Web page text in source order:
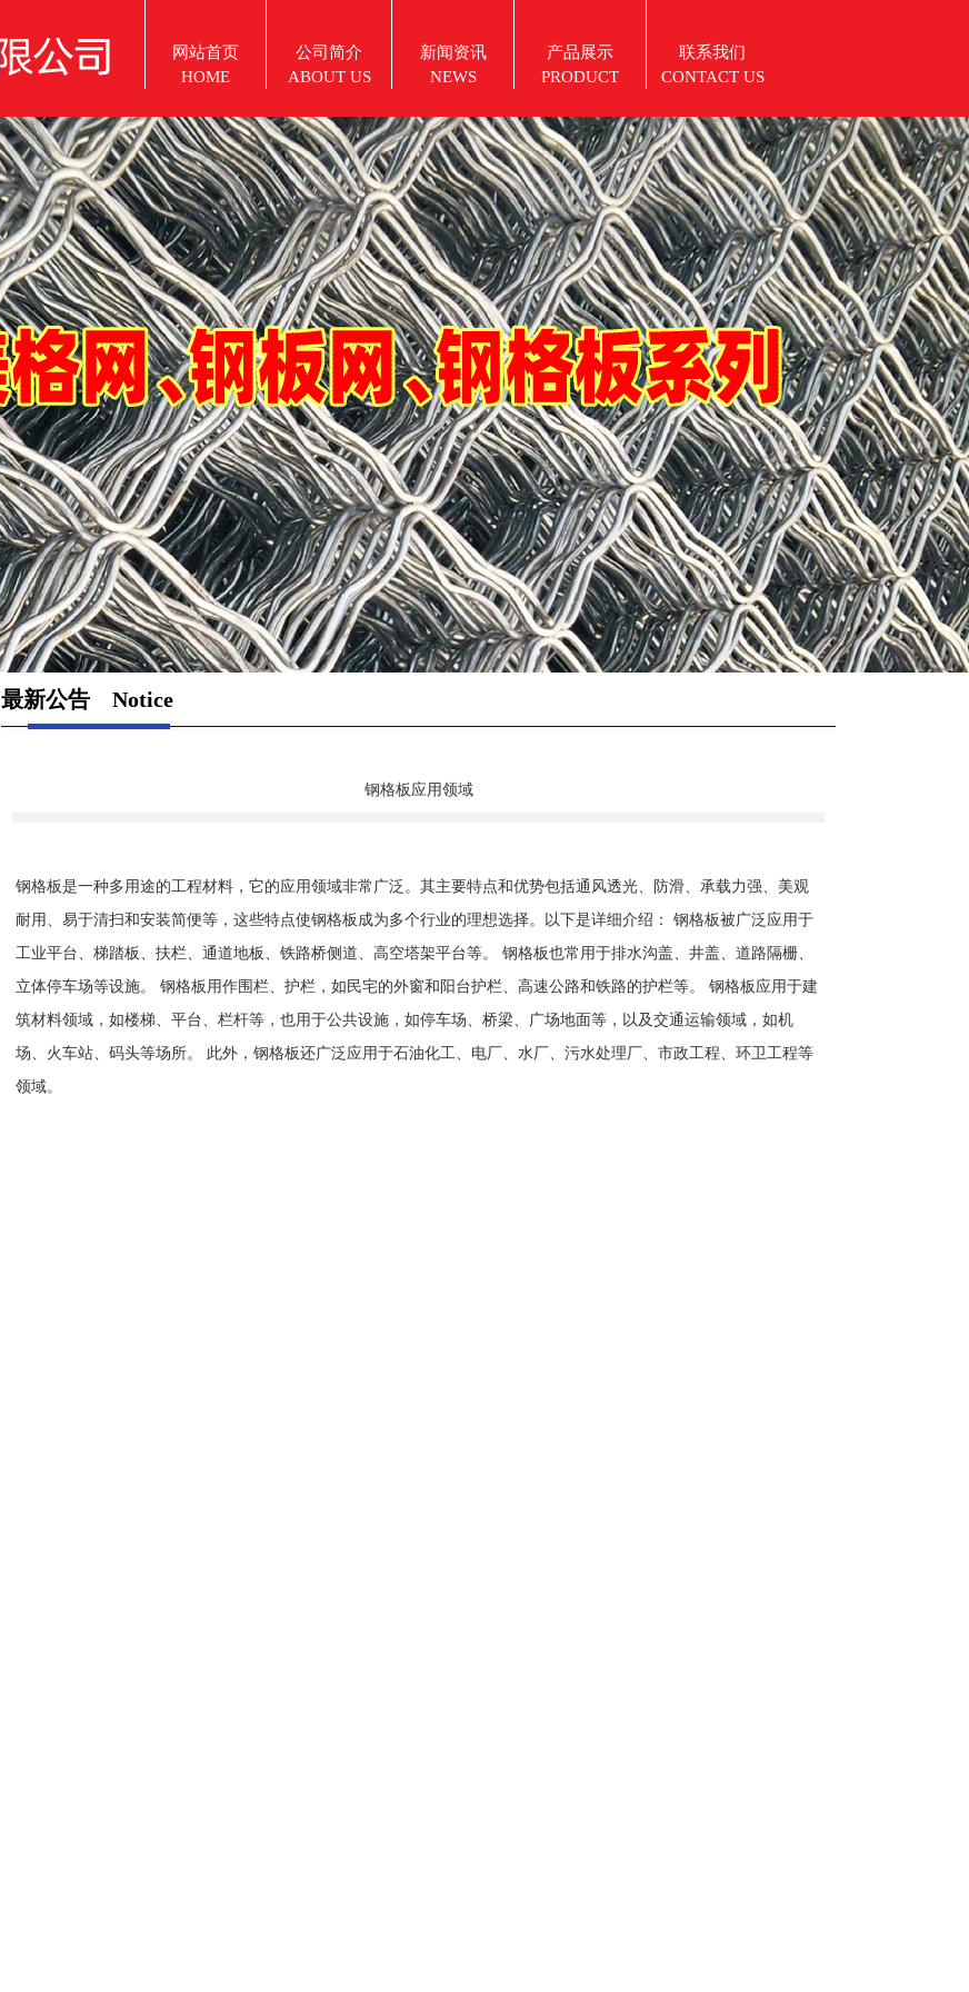
网站首页
HOME
公司简介
ABOUT US
新闻资讯
NEWS
产品展示
PRODUCT
联系我们
CONTACT US
最新公告 Notice
钢格板应用领域
钢格板是一种多用途的工程材料，它的应用领域非常广泛。其主要特点和优势包括通风透光、防滑、承载力强、美观
耐用、易于清扫和安装简便等，这些特点使钢格板成为多个行业的理想选择。以下是详细介绍： 钢格板被广泛应用于
工业平台、梯踏板、扶栏、通道地板、铁路桥侧道、高空塔架平台等。 钢格板也常用于排水沟盖、井盖、道路隔栅、
立体停车场等设施。 钢格板用作围栏、护栏，如民宅的外窗和阳台护栏、高速公路和铁路的护栏等。 钢格板应用于建
筑材料领域，如楼梯、平台、栏杆等，也用于公共设施，如停车场、桥梁、广场地面等，以及交通运输领域，如机
场、火车站、码头等场所。 此外，钢格板还广泛应用于石油化工、电厂、水厂、污水处理厂、市政工程、环卫工程等
领域。